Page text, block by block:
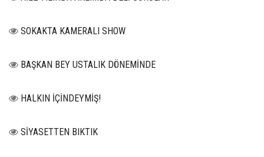
SOKAKTA KAMERALI SHOW
BAŞKAN BEY USTALIK DÖNEMİNDE
HALKIN İÇİNDEYMİŞ!
SİYASETTEN BIKTIK